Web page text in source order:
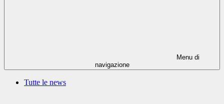
Menu di
navigazione
Tutte le news